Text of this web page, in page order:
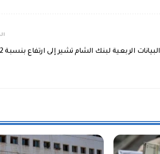
البيانات الربعية لبنك الشام تشير إلى ارتفاع بنسبة 22%